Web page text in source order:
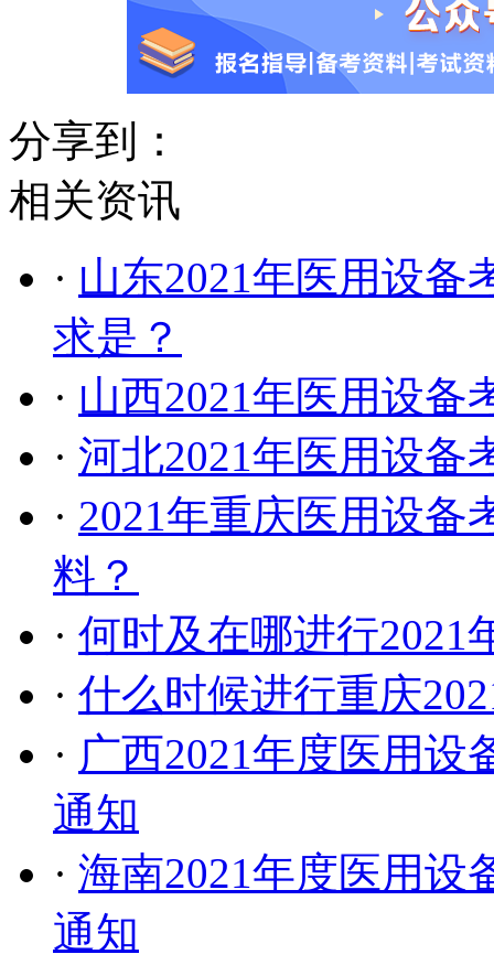
分享到：
相关资讯
· 山东2021年医用设备
求是？
· 山西2021年医用设备
· 河北2021年医用设备
· 2021年重庆医用设备
料？
· 何时及在哪进行2021
· 什么时候进行重庆
· 广西2021年度医用设
通知
· 海南2021年度医用设
通知